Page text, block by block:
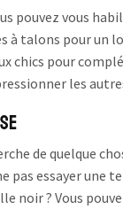
pouvez vous
à talons pour un
chics pour
les
de quelque
pas essayer une
noir ? Vous